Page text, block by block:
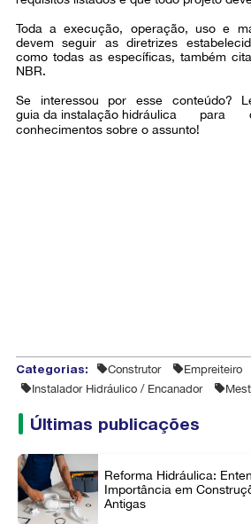
Toda a execução, operação, uso e
devem seguir as diretrizes
como todas as específicas, também
NBR.
Se interessou por esse conteúdo?
guia da instalação hidráulica para
conhecimentos sobre o assunto!
Categorias: Construtor Empreiteiro
Instalador Hidráulico / Encanador
Últimas publicações
Reforma Hidráulica:
Importância em
Antigas